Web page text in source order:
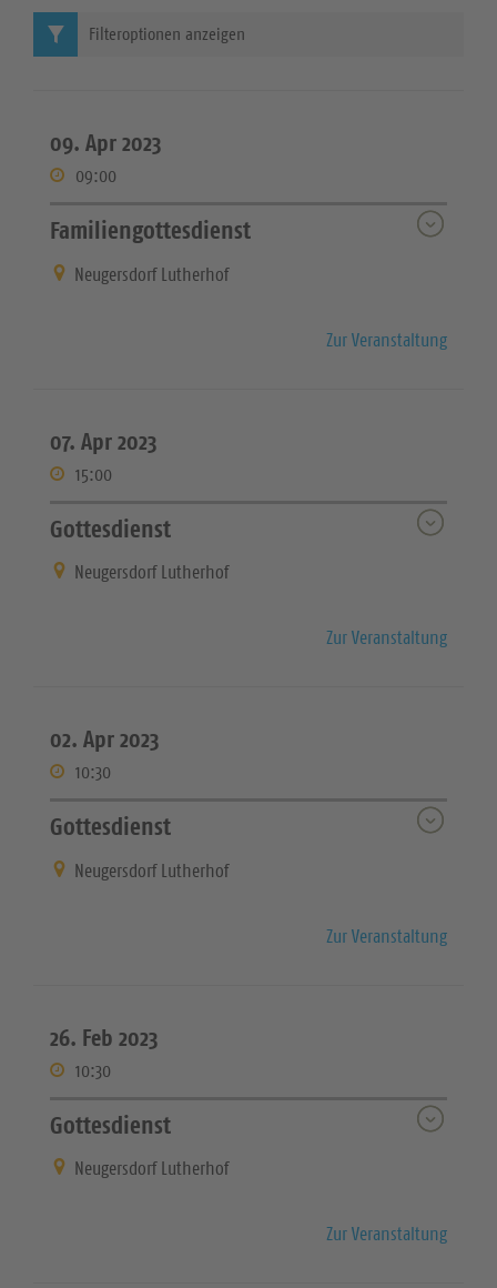
09. Apr 2023
09:00
Familiengottesdienst
Neugersdorf Lutherhof
Zur Veranstaltung
07. Apr 2023
15:00
Gottesdienst
Neugersdorf Lutherhof
Zur Veranstaltung
02. Apr 2023
10:30
Gottesdienst
Neugersdorf Lutherhof
Zur Veranstaltung
26. Feb 2023
10:30
Gottesdienst
Neugersdorf Lutherhof
Zur Veranstaltung
Filteroptionen anzeigen